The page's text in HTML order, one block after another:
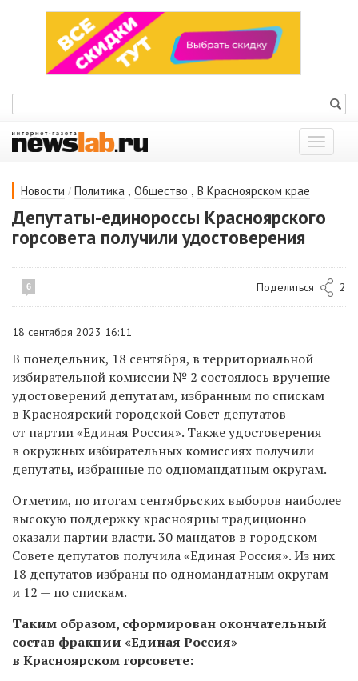
Показать
меню
Новости / Политика , Общество , В Красноярском крае
Депутаты-единороссы Красноярского
горсовета получили удостоверения
6 Поделиться 2
18 сентября 2023 16:11
В понедельник, 18 сентября, в территориальной
избирательной комиссии № 2 состоялось вручение
удостоверений депутатам, избранным по спискам
в Красноярский городской Совет депутатов
от партии «Единая Россия». Также удостоверения
в окружных избирательных комиссиях получили
депутаты, избранные по одномандатным округам.
Отметим, по итогам сентябрьских выборов наиболее
высокую поддержку красноярцы традиционно
оказали партии власти. 30 мандатов в городском
Совете депутатов получила «Единая Россия». Из них
18 депутатов избраны по одномандатным округам
и 12 — по спискам.
Таким образом, сформирован окончательный
состав фракции «Единая Россия»
в Красноярском горсовете: